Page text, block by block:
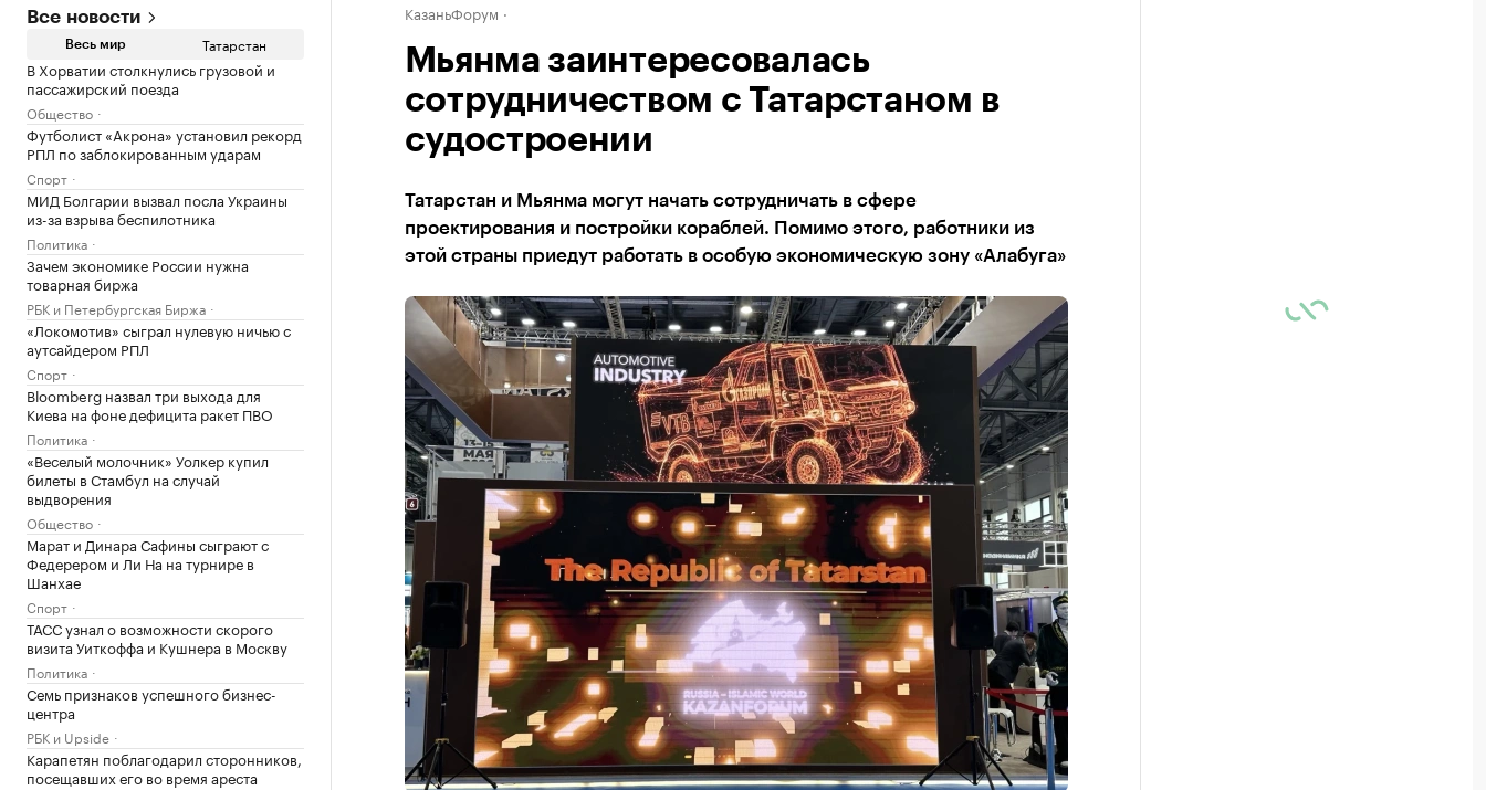
Все новости
Весь мир Татарстан
В Хорватии столкнулись грузовой и
пассажирский поезда
Общество
Футболист «Акрона» установил рекорд
РПЛ по заблокированным ударам
Спорт
МИД Болгарии вызвал посла Украины
из-за взрыва беспилотника
Политика
Зачем экономике России нужна
товарная биржа
РБК и Петербургская Биржа
«Локомотив» сыграл нулевую ничью с
аутсайдером РПЛ
Спорт
Bloomberg назвал три выхода для
Киева на фоне дефицита ракет ПВО
Политика
«Веселый молочник» Уолкер купил
билеты в Стамбул на случай
выдворения
Общество
Марат и Динара Сафины сыграют с
Федерером и Ли На на турнире в
Шанхае
Спорт
ТАСС узнал о возможности скорого
визита Уиткоффа и Кушнера в Москву
Политика
Семь признаков успешного бизнес-
центра
РБК и Upside
Карапетян поблагодарил сторонников,
посещавших его во время ареста
КазаньФорум
Мьянма заинтересовалась
сотрудничеством с Татарстаном в
судостроении
Татарстан и Мьянма могут начать сотрудничать в сфере
проектирования и постройки кораблей. Помимо этого, работники из
этой страны приедут работать в особую экономическую зону «Алабуга»